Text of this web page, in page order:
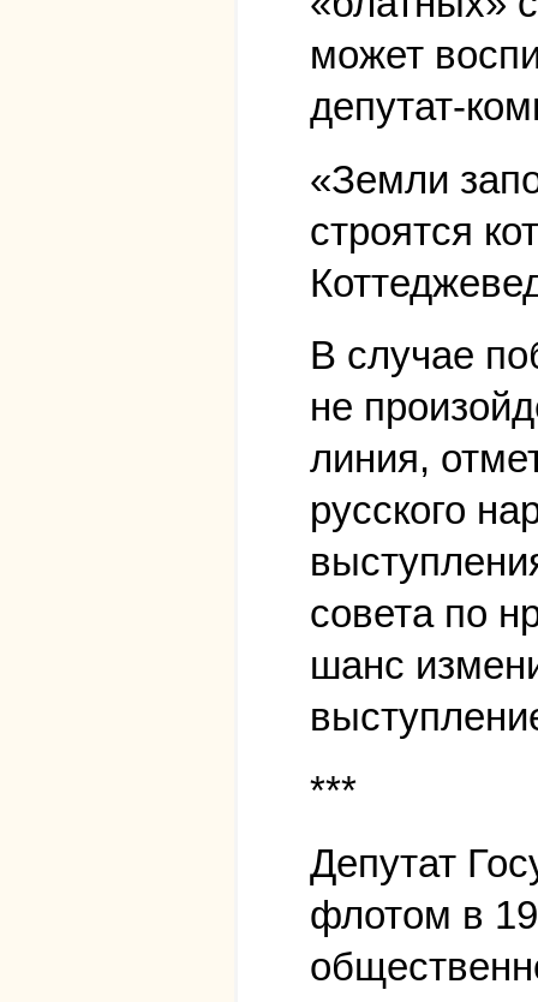
может
депутат-
«Земли
строятся
В случае
не
линия,
русского
совета по
шанс
***
Депутат
флотом в